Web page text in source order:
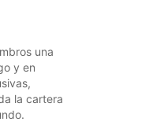
una
y en
la cartera